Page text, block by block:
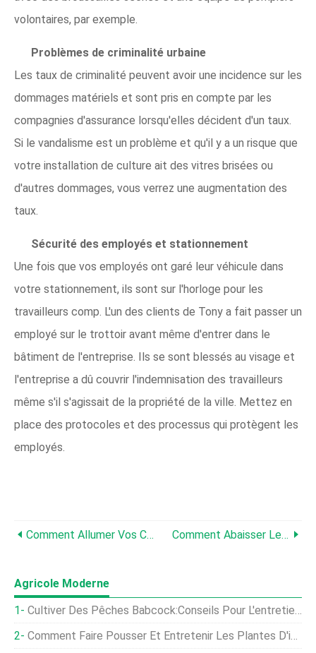
volontaires, par exemple.
Problèmes de criminalité urbaine
Les taux de criminalité peuvent avoir une incidence sur les
dommages matériels et sont pris en compte par les
compagnies d'assurance lorsqu'elles décident d'un taux.
Si le vandalisme est un problème et qu'il y a un risque que
votre installation de culture ait des vitres brisées ou
d'autres dommages, vous verrez une augmentation des
taux.
Sécurité des employés et stationnement
Une fois que vos employés ont garé leur véhicule dans
votre stationnement, ils sont sur l'horloge pour les
travailleurs comp. L'un des clients de Tony a fait passer un
employé sur le trottoir avant même d'entrer dans le
bâtiment de l'entreprise. Ils se sont blessés au visage et
l'entreprise a dû couvrir l'indemnisation des travailleurs
même s'il s'agissait de la propriété de la ville. Mettez en
place des protocoles et des processus qui protègent les
employés.
Comment Allumer Vos Cultures De Vigne (Commencez Ici) Comment Abaisser Le PH En Toute Sécurité En Aquaponie
Agricole Moderne
Cultiver Des Pêches Babcock:Conseils Pour L'entretien Des Pêchers Babcock
Comment Faire Pousser Et Entretenir Les Plantes D'intérieur Hoya